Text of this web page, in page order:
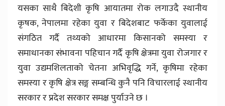
यसका साथै बिदेशी कृषि आयातमा रोक लगाउदै स्थानीय
कृषक, नेपालमा रहेका युवा र बिदेशबाट फर्केका युवालाई
संगठित गर्दै तथ्यको आधारमा किसानको समस्या र
समाधानका संभावना पहिचान गर्दै कृषि क्षेत्रमा युवा रोजगार र
युवा उद्यमशिलताको चेतना अभिवृद्धि गर्ने, कृषिमा रहेका
समस्या र कृषि क्षेत्र सङ्ग सम्बन्धि कुनै पनि विचारलाई स्थानीय
सरकार र प्रदेश सरकार समक्ष पुर्याउने छ ।